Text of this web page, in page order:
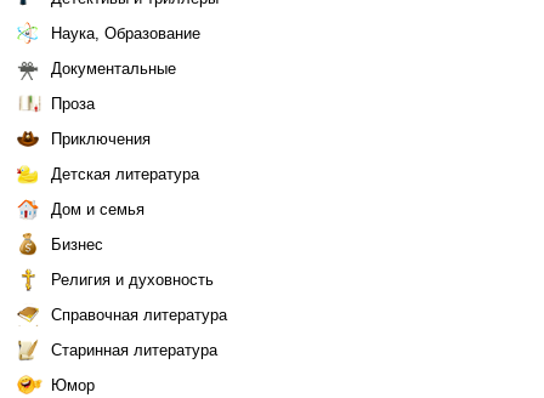
Наука, Образование
Документальные
Проза
Приключения
Детская литература
Дом и семья
Бизнес
Религия и духовность
Справочная литература
Старинная литература
Юмор